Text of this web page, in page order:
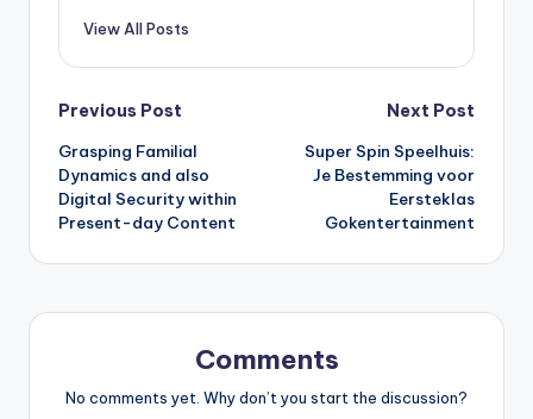
View All Posts
Post
navigation
Previous Post
Grasping Familial
Dynamics and also
Digital Security within
Present-day Content
Next Post
Super Spin Speelhuis:
Je Bestemming voor
Eersteklas
Gokentertainment
Comments
No comments yet. Why don’t you start the discussion?